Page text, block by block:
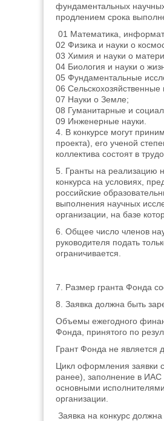
фундаментальных
продлением срока
01 Математика,
02 Физика и науки о
03 Химия и науки о
04 Биология и науки о
05 Фундаментальные
06 Сельскохозяйственные
07 Науки о Земле;
08 Гуманитарные и
09 Инженерные науки.
4. В конкурсе могут
проекта), его ученой
коллектива состоят в
5. Гранты на реализацию
конкурса на условиях,
российские
выполнения научных
организации, на базе
6. Общее число членов
руководителя подать
ограничивается.
7. Размер гранта Фонда
8. Заявка должна быть
Объемы ежегодного
Фонда, принятого по
Грант Фонда не является
Цикл оформления заявки
ранее), заполнение в ИАС
основными
организации.
Заявка на конкурс